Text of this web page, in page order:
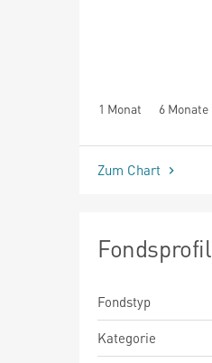
1 Monat 6 Monate
seit Beginn
Zum Chart
Fondsprofil
Fondstyp
Kategorie